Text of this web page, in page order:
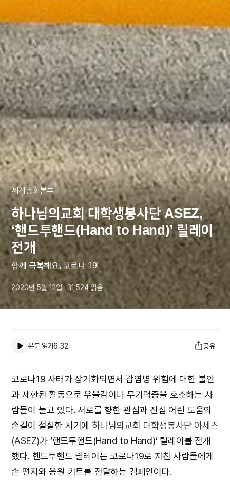
세계총회본부
하나님의교회 대학생봉사단 ASEZ,
‘핸드투핸드(Hand to Hand)’ 릴레이
전개
함께 극복해요, 코로나 19!
2020년 5월 12일 31,524읽음
본문 읽기6:32 공유
코로나19 사태가 장기화되면서 감염병 위험에 대한 불안
과 제한된 활동으로 우울감이나 무기력증을 호소하는 사
람들이 늘고 있다. 서로를 향한 관심과 진심 어린 도움의
손길이 절실한 시기에 하나님의교회 대학생봉사단 아세즈
(ASEZ)가 ‘핸드투핸드(Hand to Hand)’ 릴레이를 전개
했다. 핸드투핸드 릴레이는 코로나19로 지친 사람들에게
손 편지와 응원 키트를 전달하는 캠페인이다.